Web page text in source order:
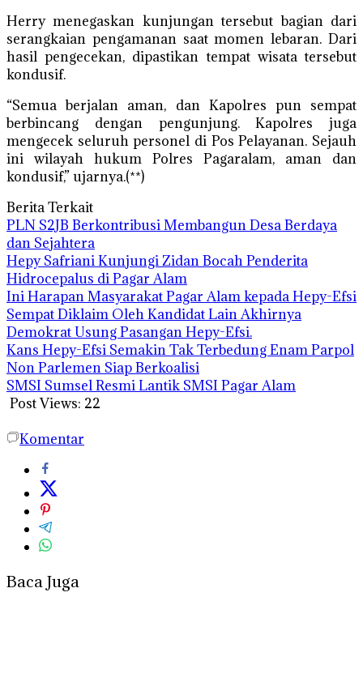
Herry menegaskan kunjungan tersebut bagian dari
serangkaian pengamanan saat momen lebaran. Dari
hasil pengecekan, dipastikan tempat wisata tersebut
kondusif.
“Semua berjalan aman, dan Kapolres pun sempat
berbincang dengan pengunjung. Kapolres juga
mengecek seluruh personel di Pos Pelayanan. Sejauh
ini wilayah hukum Polres Pagaralam, aman dan
kondusif,” ujarnya.(**)
Berita Terkait
PLN S2JB Berkontribusi Membangun Desa Berdaya
dan Sejahtera
Hepy Safriani Kunjungi Zidan Bocah Penderita
Hidrocepalus di Pagar Alam
Ini Harapan Masyarakat Pagar Alam kepada Hepy-Efsi
Sempat Diklaim Oleh Kandidat Lain Akhirnya
Demokrat Usung Pasangan Hepy-Efsi.
Kans Hepy-Efsi Semakin Tak Terbedung Enam Parpol
Non Parlemen Siap Berkoalisi
SMSI Sumsel Resmi Lantik SMSI Pagar Alam
Post Views: 22
Komentar
Baca Juga